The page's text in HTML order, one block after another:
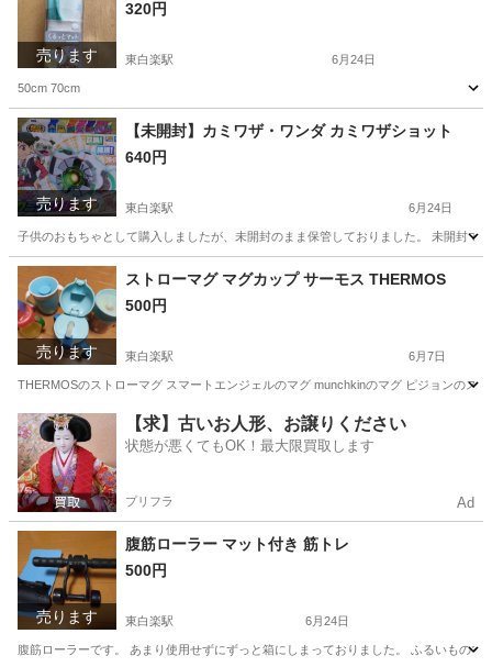
売ります
320円
東白楽駅 6月24日
50cm 70cm
神奈川 横浜市 東白楽駅 子供用品 おむつ
売ります
【未開封】カミワザ・ワンダ カミワザショット
640円
東白楽駅 6月24日
子供のおもちゃとして購入しましたが、未開封のまま保管しておりました。 未開封
神奈川 横浜市 おもちゃ カミワザ
売ります
ストローマグ マグカップ サーモス THERMOS
500円
東白楽駅 6月7日
THERMOSのストローマグ スマートエンジェルのマグ munchkinのマグ ピジョンのス
神奈川 東白楽駅 ベビー用品
【求】古いお人形、お譲りください
状態が悪くてもOK！最大限買取します
プリフラ Ad
売ります
腹筋ローラー マット付き 筋トレ
500円
東白楽駅 6月24日
腹筋ローラーです。 あまり使用せずにずっと箱にしまっておりました。 ふるいもので